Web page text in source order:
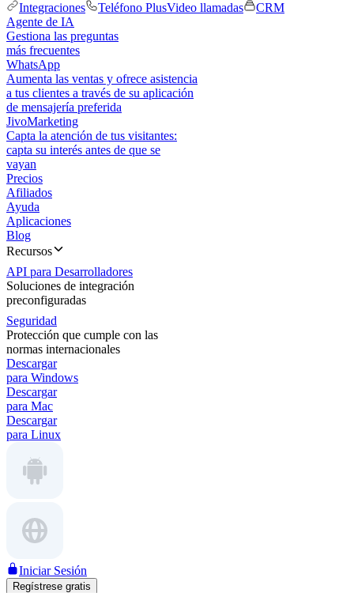
Integraciones
Teléfono PlusVideo llamadas
CRM
Agente de IA
Gestiona las preguntas
más frecuentes
WhatsApp
Aumenta las ventas y ofrece asistencia
a tus clientes a través de su aplicación
de mensajería preferida
JivoMarketing
Capta la atención de tus visitantes:
capta su interés antes de que se
vayan
Precios
Afiliados
Ayuda
Aplicaciones
Blog
Recursos
API para Desarrolladores
Soluciones de integración
preconfiguradas
Seguridad
Protección que cumple con las
normas internacionales
Descargar
para Windows
Descargar
para Mac
Descargar
para Linux
Iniciar Sesión
Regístrese gratis